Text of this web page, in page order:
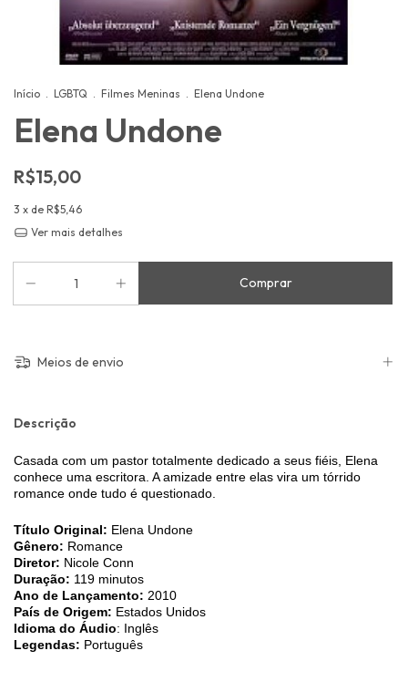
Início . LGBTQ . Filmes Meninas . Elena Undone
Elena Undone
R$15,00
3 x de R$5,46
Ver mais detalhes
Meios de envio
Descrição
Casada com um pastor totalmente dedicado a seus fiéis, Elena
conhece uma escritora. A amizade entre elas vira um tórrido
romance onde tudo é questionado.
Título Original: Elena Undone
Gênero: Romance
Diretor: Nicole Conn
Duração: 119 minutos
Ano de Lançamento: 2010
País de Origem: Estados Unidos
Idioma do Áudio: Inglês
Legendas: Português